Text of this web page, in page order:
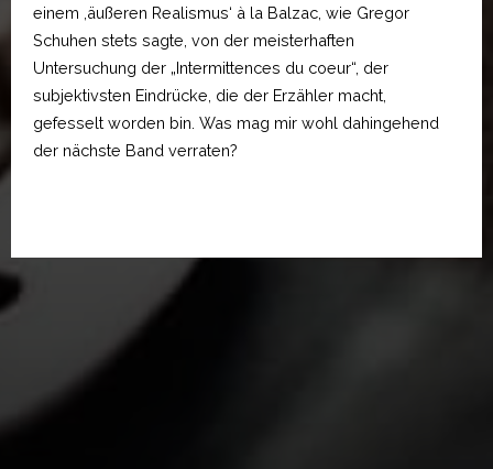
einem ,äußeren Realismus‘ à la Balzac, wie Gregor
Schuhen stets sagte, von der meisterhaften
Untersuchung der „Intermittences du coeur“, der
subjektivsten Eindrücke, die der Erzähler macht,
gefesselt worden bin. Was mag mir wohl dahingehend
der nächste Band verraten?